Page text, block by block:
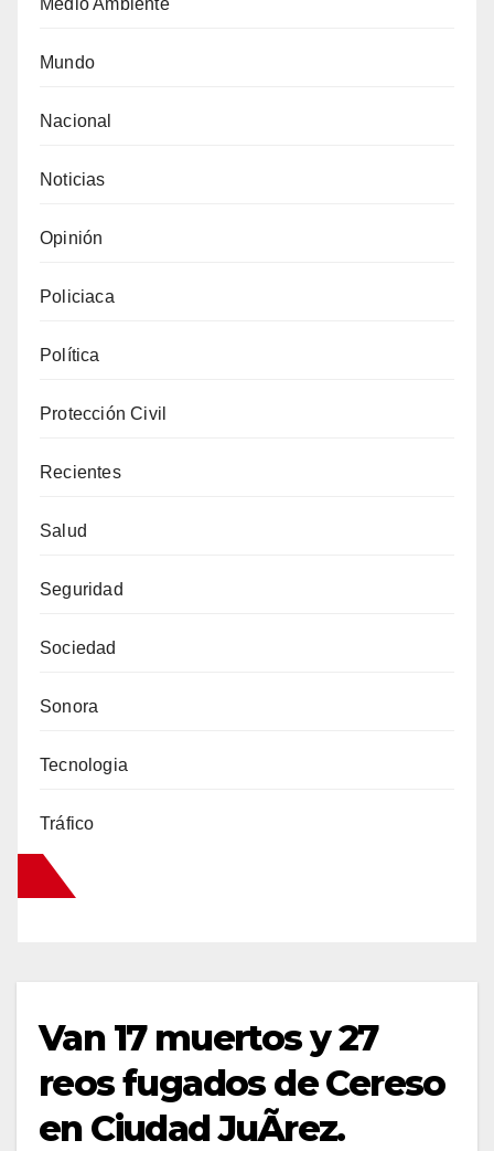
Mundo
Nacional
Noticias
Opinión
Policiaca
Política
Protección Civil
Recientes
Salud
Seguridad
Sociedad
Sonora
Tecnologia
Tráfico
Van 17 muertos y 27
reos fugados de Cereso
en Ciudad JuÃrez.